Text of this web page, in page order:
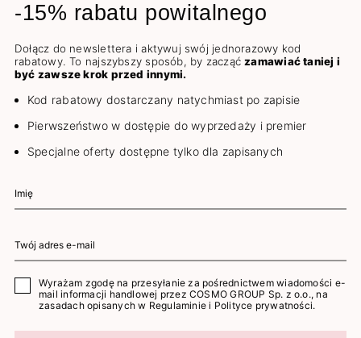
-15% rabatu powitalnego
Dołącz do newslettera i aktywuj swój jednorazowy kod
rabatowy. To najszybszy sposób, by zacząćzamawiać taniej i
być zawsze krok przed innymi.
Kod rabatowy dostarczany natychmiast po zapisie
Pierwszeństwo w dostępie do wyprzedaży i premier
Specjalne oferty dostępne tylko dla zapisanych
Wyrażam zgodę na przesyłanie za pośrednictwem wiadomości e-
mail informacji handlowej przez COSMO GROUP Sp. z o.o., na
zasadach opisanych w Regulaminie i Polityce prywatności.